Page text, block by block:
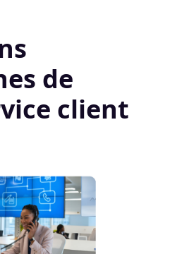
de
client